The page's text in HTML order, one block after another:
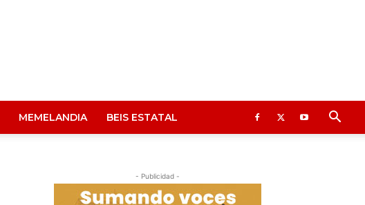
MEMELANDIA BEIS ESTATAL
- Publicidad -